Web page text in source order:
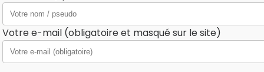
Votre e-mail (obligatoire et masqué sur le site)